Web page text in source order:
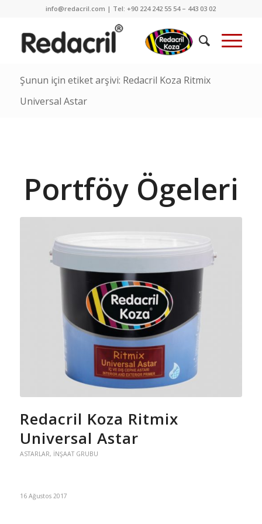
info@redacril.com | Tel: +90 224 242 55 54 – 443 03 02
Şunun için etiket arşivi: Redacril Koza Ritmix
Universal Astar
Portföy Ögeleri
Redacril Koza Ritmix
Universal Astar
ASTARLAR, İNŞAAT GRUBU
16 Ağustos 2017